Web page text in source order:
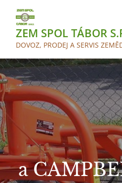
contentZEM SPOL TÁBOR
DOVOZ, PRODEJ A SERVIS
a